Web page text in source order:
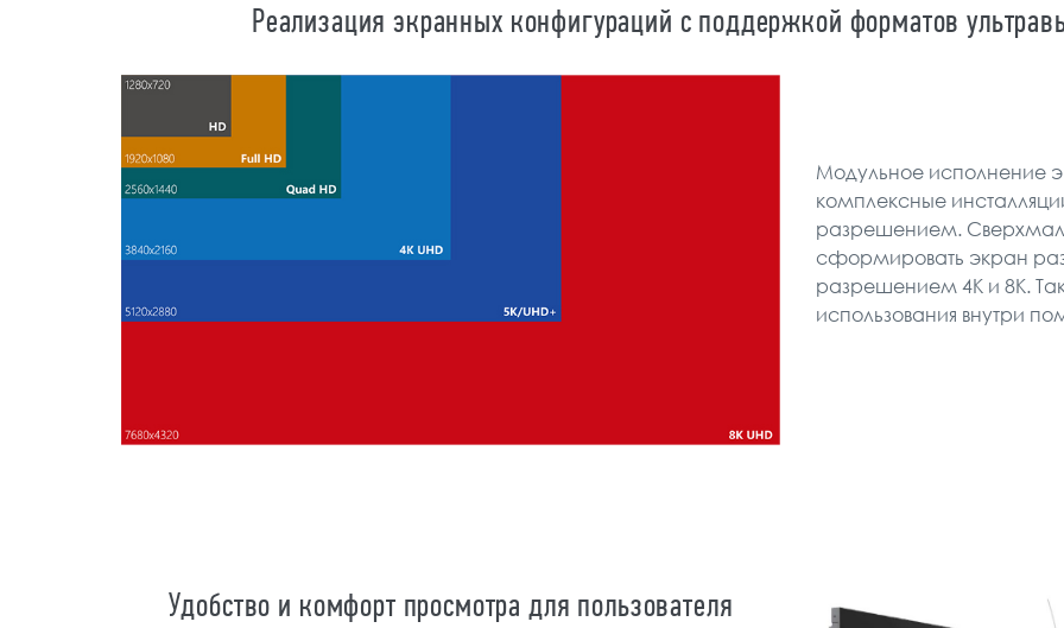
Реализация экранных конфигураций с поддержкой форматов
Модульное исполнение
комплексные
разрешением.
сформировать экран
разрешением 4К и 8К.
использования внутри
Удобство и комфорт просмотра для пользователя